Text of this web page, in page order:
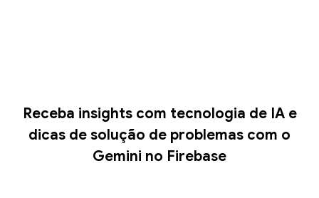
Receba insights com tecnologia de IA e
dicas de solução de problemas com o
Gemini no Firebase